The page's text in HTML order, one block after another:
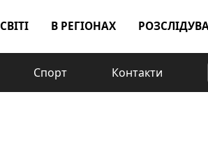
В РЕГІОНАХ
Спорт Контакти